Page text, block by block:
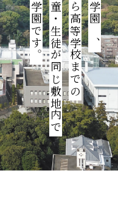
園児・児童・生徒が同じ敷地内で